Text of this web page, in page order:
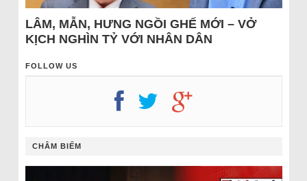
LÂM, MẪN, HƯNG NGỒI GHẾ MỚI – VỞ
KỊCH NGHÌN TỶ VỚI NHÂN DÂN
FOLLOW US
CHÂM BIẾM